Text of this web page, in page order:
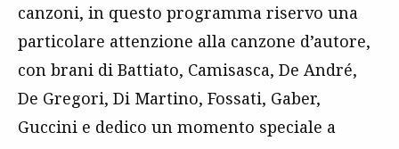
canzoni, in questo programma riservo una
particolare attenzione alla canzone d’autore,
con brani di Battiato, Camisasca, De André,
De Gregori, Di Martino, Fossati, Gaber,
Guccini e dedico un momento speciale a